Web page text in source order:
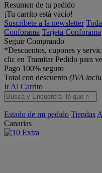
Resumen de tu pedido
¡Tu carrito está vacío!
Suscríbete a la newsletter
Conforama Tarjeta Conforama
Seguir Comprando
*Descuentos, cupones y
clic en Tramitar Pedido para
Pago 100% seguro
Total con descuento (IVA
Ir Al Carrito
Estado de mi pedido Tiendas
Canarias